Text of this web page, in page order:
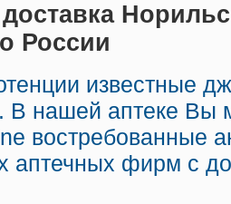
России
известные
В нашей аптеке Вы
востребованные
аптечных фирм с